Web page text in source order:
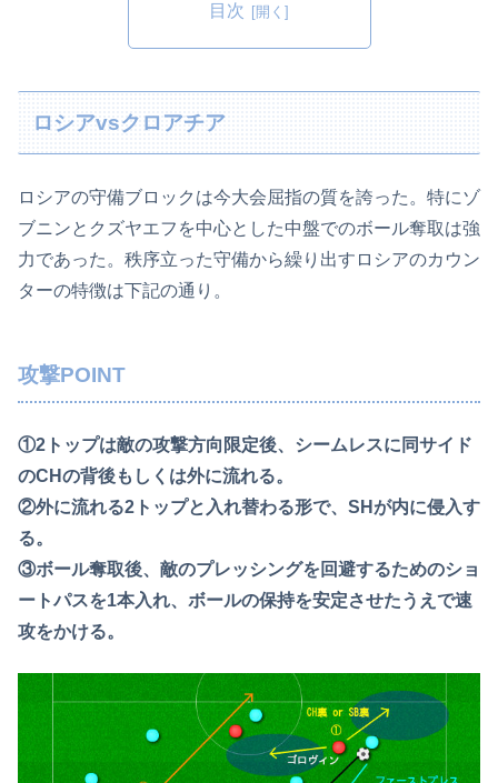
目次
ロシアvsクロアチア
ロシアの守備ブロックは今大会屈指の質を誇った。特にゾ
ブニンとクズヤエフを中心とした中盤でのボール奪取は強
力であった。秩序立った守備から繰り出すロシアのカウン
ターの特徴は下記の通り。
攻撃POINT
①2トップは敵の攻撃方向限定後、シームレスに同サイド
のCHの背後もしくは外に流れる。
②外に流れる2トップと入れ替わる形で、SHが内に侵入す
る。
③ボール奪取後、敵のプレッシングを回避するためのショ
ートパスを1本入れ、ボールの保持を安定させたうえで速
攻をかける。